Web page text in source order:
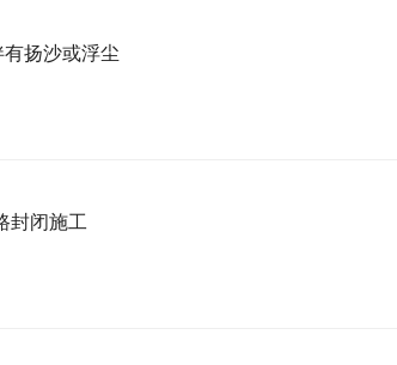
扬沙或浮尘
封闭施工